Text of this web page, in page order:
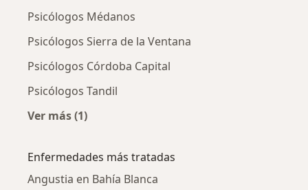
Psicólogos Médanos
Psicólogos Sierra de la Ventana
Psicólogos Córdoba Capital
Psicólogos Tandil
Ver más (1)
Enfermedades más tratadas
Angustia en Bahía Blanca